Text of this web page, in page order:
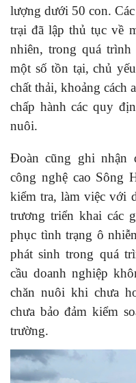
lượng dưới 50 con.
trại đã lập thủ tục về
nhiên, trong quá
một số tồn tại, chủ
chất thải, khoảng cách
chấp hành các quy
nuôi.
Đoàn cũng ghi nhận
công nghệ cao Sông
kiểm tra, làm việc với
trương triển khai các
phục tình trạng ô
phát sinh trong quá
cầu doanh nghiệp
chăn nuôi khi chưa
chưa bảo đảm kiểm
trường.